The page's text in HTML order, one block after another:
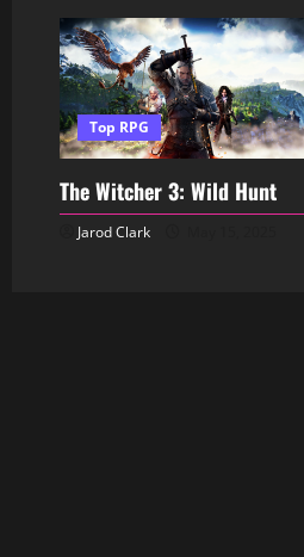
Top RPG
The Witcher 3: Wild Hunt
Jarod Clark